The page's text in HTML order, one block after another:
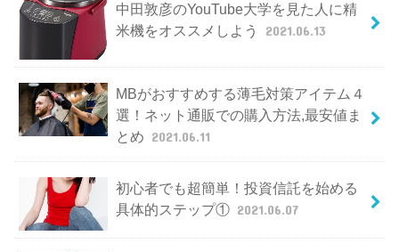
中田敦彦のYouTube大学を見た人に精
米機をオススメしよう
2021.06.13
MBがおすすめする薄毛対策アイテム４
選！ネット通販での購入方法,最安値ま
とめ 2021.06.11
初心者でも超簡単！投資信託を始める
具体的ステップ① 2021.06.07